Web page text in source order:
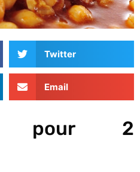
Twitter
Email
pour 2